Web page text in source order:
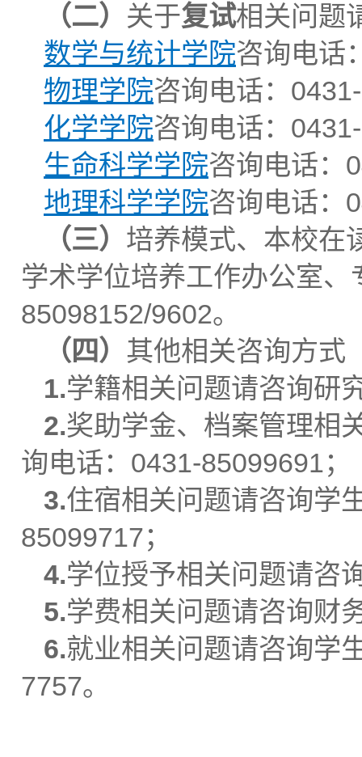
（二） 关于复试相关问题
数学与统计学院咨询电话
物理学院咨询电话：
化学学院咨询电话：
生命科学学院咨询电话：
地理科学学院咨询电话：
（三） 培养模式、本校在
学术学位培养工作办公室
85098152/9602。
（ 四 ） 其他相关咨询方式
1.学籍相关问题请咨询研
2.奖助学金、档案管理相
询电话：0431-85099691；
3.住宿相关问题请咨询学
85099717；
4.学位授予相关问题请咨
5.学费相关问题请咨询财
6.就业相关问题请咨询学
7757。